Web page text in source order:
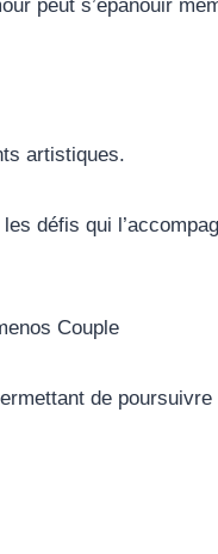
peut s’épanouir
artistiques.
défis qui
de